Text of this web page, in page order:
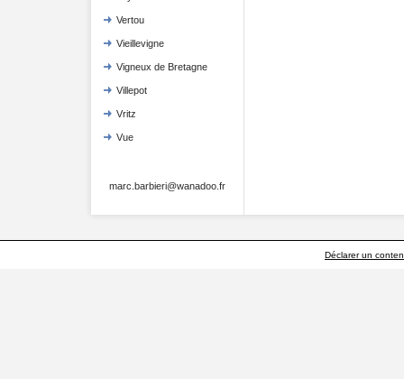
Vertou
Vieillevigne
Vigneux de Bretagne
Villepot
Vritz
Vue
marc.barbieri@wanadoo.fr
Déclarer un